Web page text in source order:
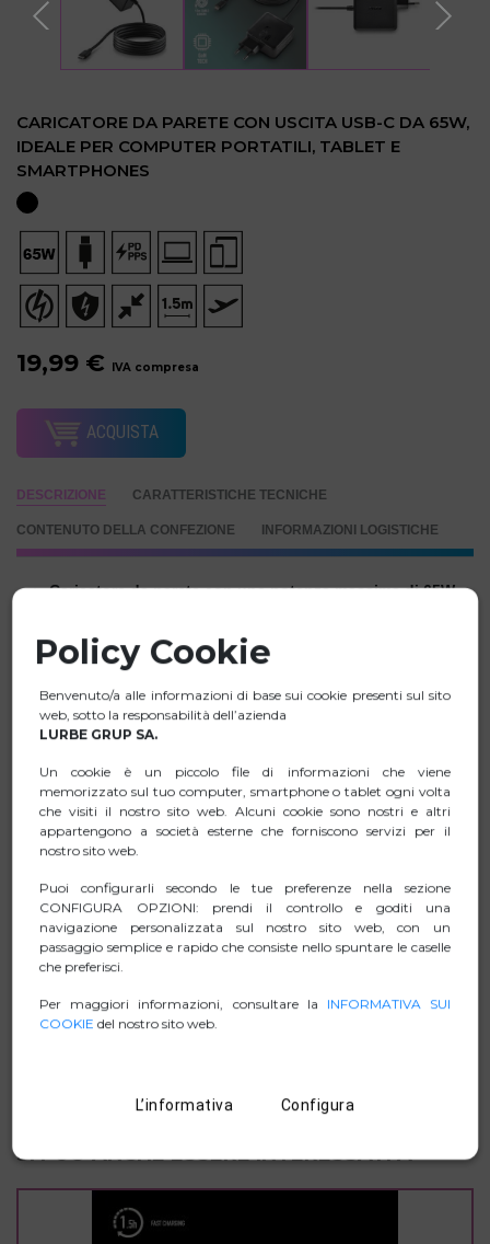
CARICATORE DA PARETE CON USCITA USB-C DA 65W,
IDEALE PER COMPUTER PORTATILI, TABLET E
SMARTPHONES
19,99 € IVA compresa
ACQUISTA
DESCRIZIONE CARATTERISTICHE TECNICHE
CONTENUTO DELLA CONFEZIONE INFORMAZIONI LOGISTICHE
Caricatore da parete con una potenza massima di 65W
Realizzato in materiali GaN e ignifughi, è ideale per
laptop, tablet e smartphone.
Questo è un caricatore intelligente PD3.0 che consente
una ricarica più efficiente della batteria, contribuendo a
Dispone di un sistema di protezione intelligente contro
sovraccarichi e cortocircuiti.
SCHEDA TECNICA
ZIP IMMAGINI
MANUAL
SI PUÒ ANCHE ESSERE INTERESSATI A
Policy Cookie
Benvenuto/a alle informazioni di base sui cookie presenti sul sito
web, sotto la responsabilità dell’azienda
LURBE GRUP SA.
Un cookie è un piccolo file di informazioni che viene
memorizzato sul tuo computer, smartphone o tablet ogni volta
che visiti il nostro sito web. Alcuni cookie sono nostri e altri
appartengono a società esterne che forniscono servizi per il
nostro sito web.
Puoi configurarli secondo le tue preferenze nella sezione
CONFIGURA OPZIONI: prendi il controllo e goditi una
navigazione personalizzata sul nostro sito web, con un
passaggio semplice e rapido che consiste nello spuntare le caselle
che preferisci.
Per maggiori informazioni, consultare la INFORMATIVA SUI
COOKIEdel nostro sito web.
L’informativa Configura